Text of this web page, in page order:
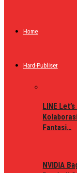
Home
Hard-Publiser
LINE
Fantasi…
NVIDIA